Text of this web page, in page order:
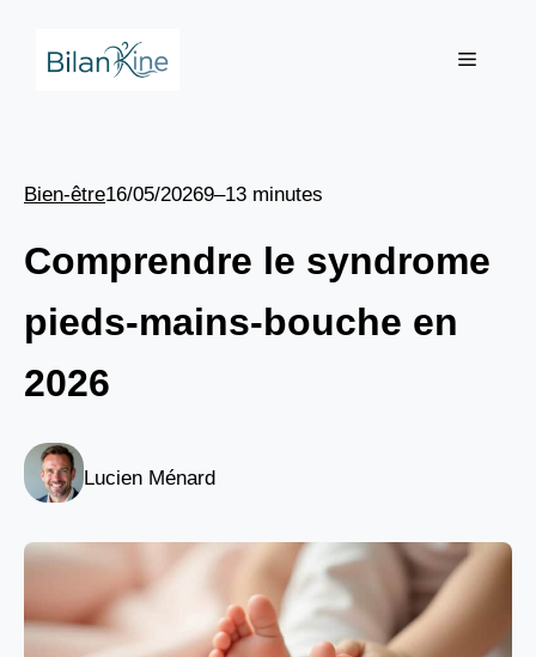
Menu
Bien-être16/05/20269–13 minutes
Comprendre le syndrome
pieds-mains-bouche en
2026
Lucien Ménard